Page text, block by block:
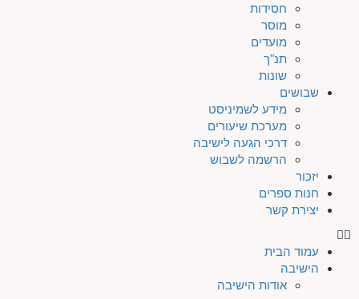
חסידות
מוסר
מועדים
תנ"ך
שונות
שבושים
מידע לשמיניסט
מערכת שיעורים
דרכי הגעה לישיבה
הרשמה לשבוש
יזכור
חנות ספרים
יצירת קשר
עמוד הבית
הישיבה
אודות הישיבה